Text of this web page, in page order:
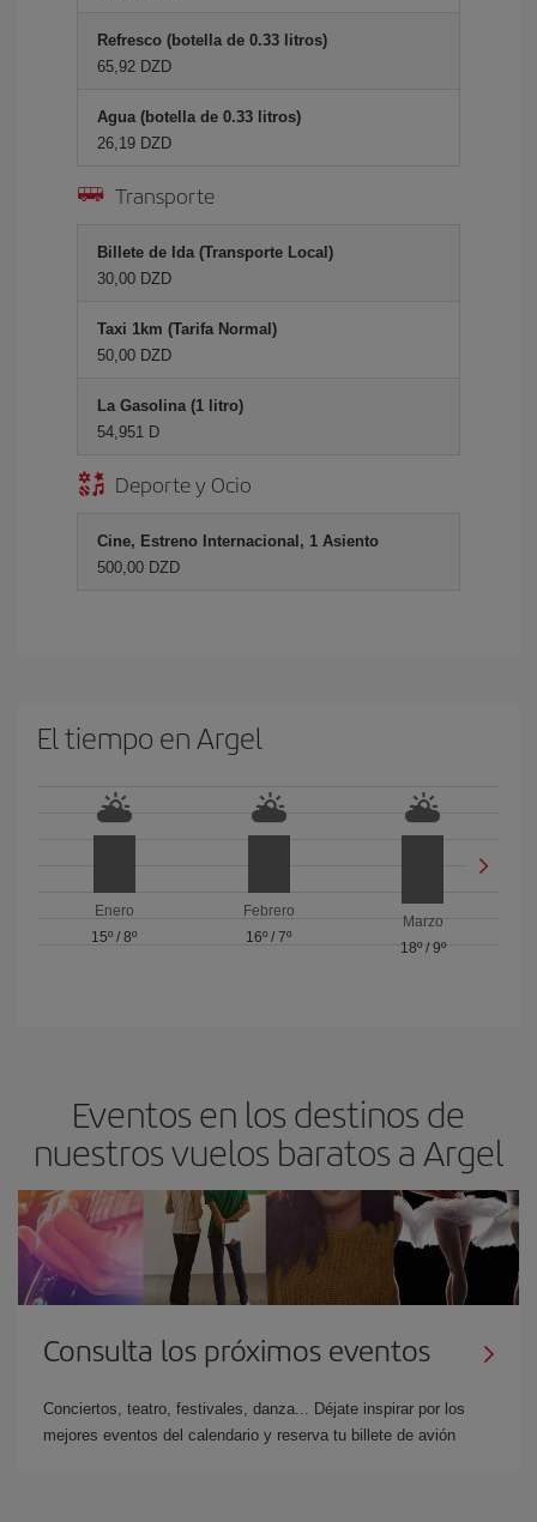
Refresco (botella de 0.33 litros)
65,92 DZD
Agua (botella de 0.33 litros)
26,19 DZD
Transporte
Billete de Ida (Transporte Local)
30,00 DZD
Taxi 1km (Tarifa Normal)
50,00 DZD
La Gasolina (1 litro)
54,951 D
Deporte y Ocio
Cine, Estreno Internacional, 1 Asiento
500,00 DZD
El tiempo en Argel
Enero
15º /8º
Febrero
16º / 7º
Marzo
18º/ 9º
Eventos en los destinos de
nuestros vuelos baratos a Argel
Consulta los próximos eventos
Conciertos, teatro, festivales, danza... Déjate inspirar por los
mejores eventos del calendario y reserva tu billete de avión